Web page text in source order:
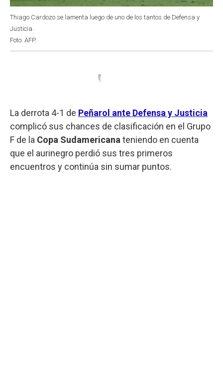
Thiago Cardozo se lamenta luego de uno de los tantos de Defensa y
Justicia.
Foto: AFP.
La derrota 4-1 de Peñarol ante Defensa y Justicia
complicó sus chances de clasificación en el Grupo
F de la Copa Sudamericana teniendo en cuenta
que el aurinegro perdió sus tres primeros
encuentros y continúa sin sumar puntos.